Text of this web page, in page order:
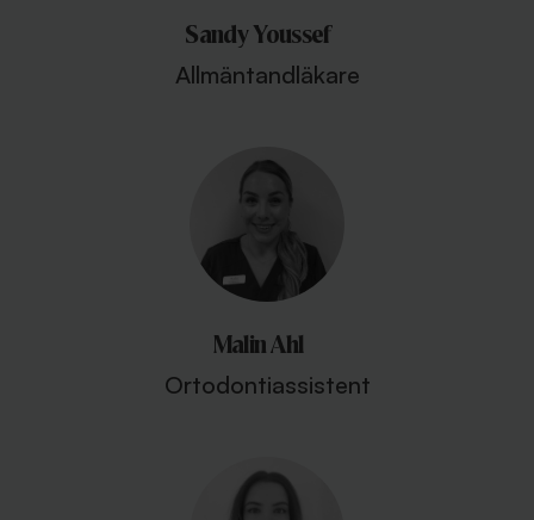
Sandy Youssef
Allmäntandläkare
Malin Ahl
Ortodontiassistent